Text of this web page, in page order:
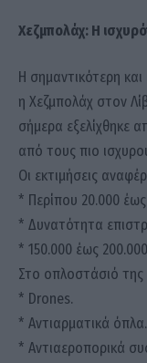
Χεζμπολάχ: Η
Η σημαντικότερη
η Χεζμπολάχ στον
σήμερα εξελίχθηκε
από τους πιο
Οι εκτιμήσεις
* Περίπου 20.000
* Δυνατότητα
* 150.000 έως
Στο οπλοστάσιό της
* Drones.
* Αντιαρματικά όπλα.
* Αντιαεροπορικά